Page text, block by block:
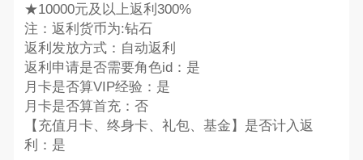
★10000元及以上返利300%
注：返利货币为:钻石
返利发放方式：自动返利
返利申请是否需要角色id：是
月卡是否算VIP经验：是
月卡是否算首充：否
【充值月卡、终身卡、礼包、基金】是否计入返
利：是